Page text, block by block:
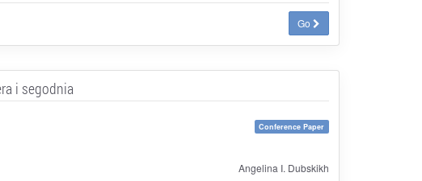
Go
i segodnia
Conference Paper
Angelina I. Dubskikh